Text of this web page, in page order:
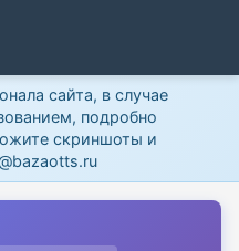
сайта, в случае
подробно
скриншоты и